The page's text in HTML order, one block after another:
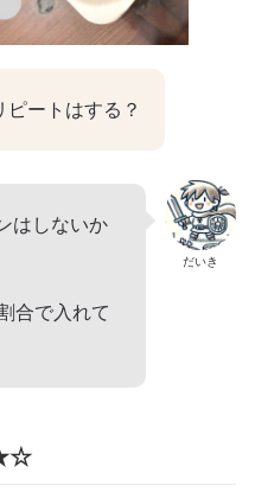
ートはする？
だいき
はしないか
合で入れて